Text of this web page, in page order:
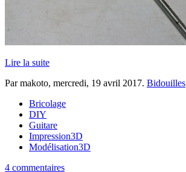
Lire la suite
Par makoto, mercredi, 19 avril 2017. Bidouilles
Bricolage
DIY
Guitare
Impression3D
Modélisation3D
4 commentaires